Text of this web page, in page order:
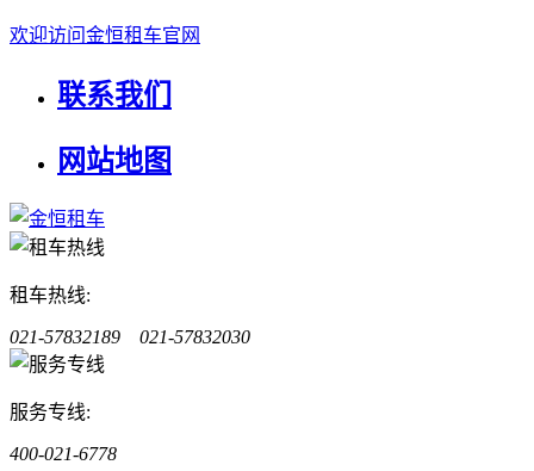
欢迎访问金恒租车官网
联系我们
网站地图
租车热线:
021-57832189 021-57832030
服务专线:
400-021-6778